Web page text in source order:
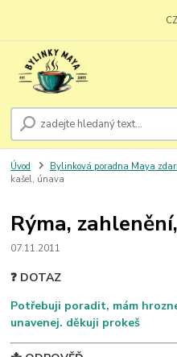
Úvod Bylinková poradna Maya
kašel, únava
Rýma,
07.11.2011
❓ DOTAZ
Potřebuji poradit, mám
unavenej. děkuji prokeš